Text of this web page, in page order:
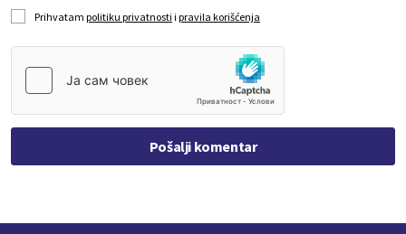
Prihvatam politiku privatnosti i pravila korišćenja
Pošalji komentar